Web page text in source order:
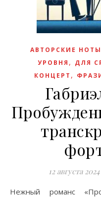
АВТОРСКИЕ НОТЫ
УРОВНЯ , ДЛЯ
КОНЦЕРТ ,
12 августа 2024
Нежный романс «Пробуждение» для голоса и